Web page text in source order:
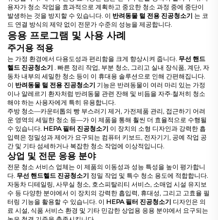
용자가 청소 작업을 효과적으로 계획하고 중요한 청소 과정 중에 중단이
발생하는 것을 방지할 수 있습니다. 이 반려동물 털 전용 진공청소기 는 코
드 연결 방식의 제약 없이 전문가 수준의 성능을 제공합니다.
응용 프로그램 및 사용 사례
주거용 적용
는 가정 환경에서 다용도성과 편리함을 크게 향상시켜 줍니다. 무선 핸드
헬드 진공청소기 . 빠른 정리 작업, 부분 청소, 그리고 실내 장식품, 계단, 자
동차 내부의 세밀한 청소 등이 이 휴대용 솔루션으로 인해 간편해집니다.
이 반려동물 털 전용 진공청소기 기능은 반려동물이 여러 마리 있는 가정
이나 알레르기 환자처럼 반려동물 관련 잔해 및 비듬을 자주·철저히 청소
해야 하는 사용자에게 특히 유용합니다.
주방 청소—카운터톱의 빵 부스러기 제거, 가전제품 관리, 접근하기 어려
운 영역의 세밀한 청소 등—가 이 제품을 통해 훨씬 더 효율적으로 수행될
수 있습니다. HEPA 필터 진공청소기 이 장치의 소형 디자인과 강력한 흡
입력은 정밀성과 제어가 요구되는 컴퓨터 키보드, 전자기기, 공예 작업 공
간 및 기타 섬세하거나 복잡한 청소 작업에 이상적입니다.
상업 및 전문 응용 분야
전문 청소 서비스 업체는 이 제품의 이동성과 성능 특성을 높이 평가합니
다. 무선 핸드헬드 진공청소기 정밀 작업 및 특수 청소 용도에 적합합니다.
자동차 디테일링, 사무실 청소, 호스피탈리티 서비스, 소매업 시설 유지보
수 등 다양한 분야에서 이 장치의 강력한 흡입력, 휴대성, 그리고 고효율 필
터링 기능을 활용할 수 있습니다. 이 HEPA 필터 진공청소기 디자인은 의
료 시설, 식품 서비스 환경 및 기타 민감한 상업용 응용 분야에서 요구되는